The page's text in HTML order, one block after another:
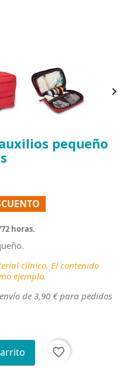

pequeño
horas.
clínico. El contenido
ejemplo.
de 3,90 € para pedidos
favorite_border